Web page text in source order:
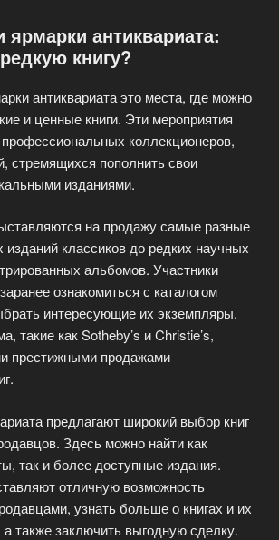
антиквариата:
книгу?
антиквариата это места, где можно
и ценные книги. Эти мероприятия
коллекционеров,
стремящихся пополнить свои
изданиями.
на продажу самые разные
изданий классиков до редких научных
альбомов. Участники
ознакомиться с каталогом
интересующие их экземпляры.
такие как Sotheby’s и Christie’s,
престижными продажами
предлагают широкий выбор книг
Здесь можно найти как
так и более доступные издания.
отличную возможность
узнать больше о книгах и их
также заключить выгодную сделку.